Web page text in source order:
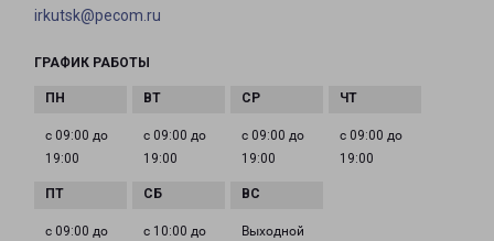
irkutsk@pecom.ru
ГРАФИК РАБОТЫ
с 09:00 до
19:00
с 09:00 до
19:00
с 09:00 до
19:00
с 09:00 до
19:00
с 09:00 до
с 10:00 до
Выходной